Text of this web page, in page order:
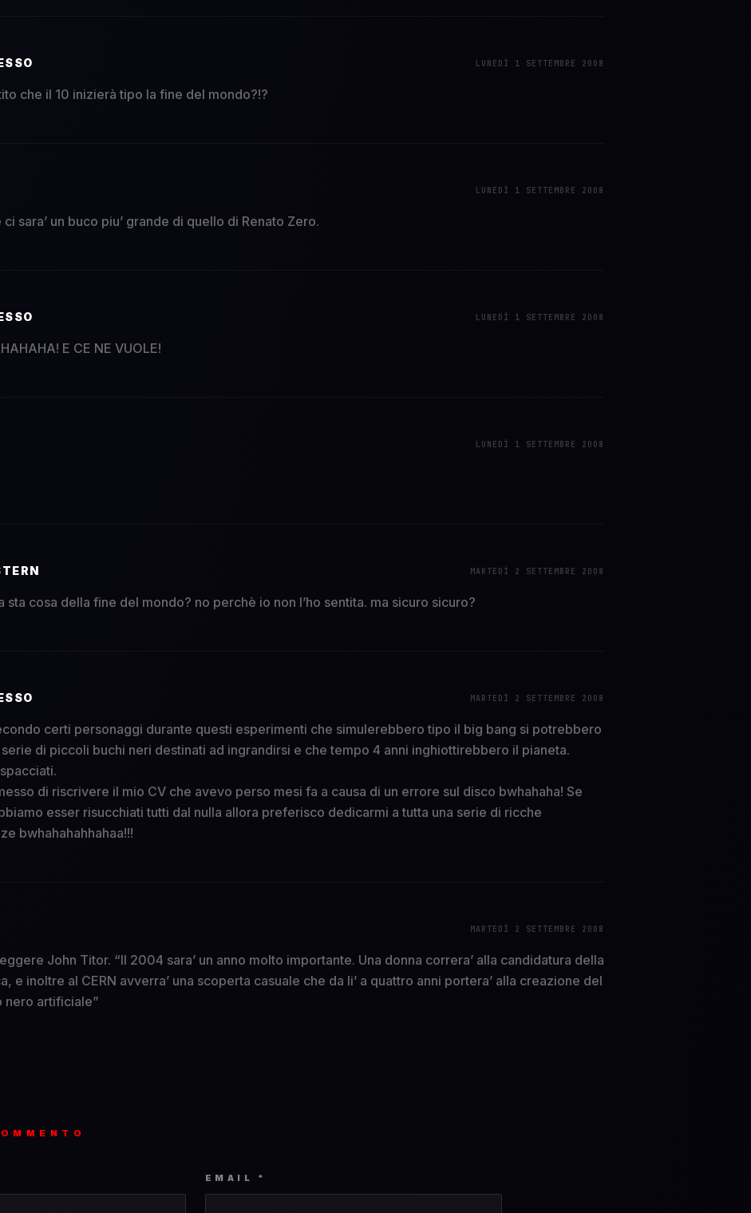
LUNEDÌ 1 SETTEMBRE 2008
che il 10 inizierà tipo la fine del mondo?!?
LUNEDÌ 1 SETTEMBRE 2008
sara’ un buco piu’ grande di quello di Renato Zero.
LUNEDÌ 1 SETTEMBRE 2008
E CE NE VUOLE!
LUNEDÌ 1 SETTEMBRE 2008
MARTEDÌ 2 SETTEMBRE 2008
sta cosa della fine del mondo? no perchè io non l’ho sentita. ma sicuro sicuro?
MARTEDÌ 2 SETTEMBRE 2008
certi personaggi durante questi esperimenti che simulerebbero tipo il big bang si potrebbero
di piccoli buchi neri destinati ad ingrandirsi e che tempo 4 anni inghiottirebbero il pianeta.
di riscrivere il mio CV che avevo perso mesi fa a causa di un errore sul disco bwhahaha! Se
esser risucchiati tutti dal nulla allora preferisco dedicarmi a tutta una serie di ricche
bwhahahahhahaa!!!
MARTEDÌ 2 SETTEMBRE 2008
John Titor. “Il 2004 sara’ un anno molto importante. Una donna correra’ alla candidatura della
e inoltre al CERN avverra’ una scoperta casuale che da li’ a quattro anni portera’ alla creazione del
nero artificiale”
EMAIL *